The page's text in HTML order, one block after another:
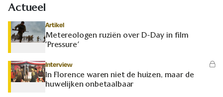
Actueel
Artikel
Metereologen ruziën over D-Day in film
‘Pressure’
Interview
In Florence waren niet de huizen, maar de
huwelijken onbetaalbaar